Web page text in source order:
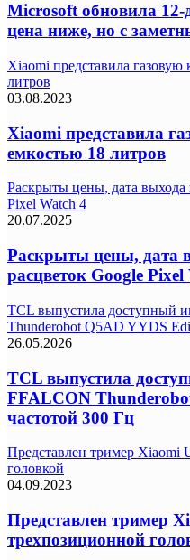
Microsoft обновила
цена ниже, но с
Xiaomi представила
литров
03.08.2023
Xiaomi представила
емкостью 18 литров
Раскрыты цены, дата выхода
Pixel Watch 4
20.07.2025
Раскрыты цены, дата
расцветок Google Pixel
TCL выпустила доступный
Thunderobot Q5AD YYDS
26.05.2026
TCL выпустила
FFALCON
частотой 300 Гц
Представлен тример Xiaomi
головкой
04.09.2023
Представлен тример
трехпозиционной